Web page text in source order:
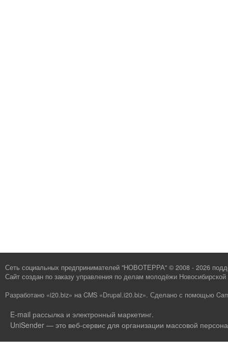
Сеть социальных предпринимателей "НОВОТЕРРА" © 2008 - 2026
Сайт создан по заказу управления по делам молодёжи Новосибирской
Разработано «i20.biz» на CMS «Drupal.i20.biz». Сделано с помощью
E-mail рассылка и электронный маркетинг.
UniSender — это веб-сервис для организации массовой